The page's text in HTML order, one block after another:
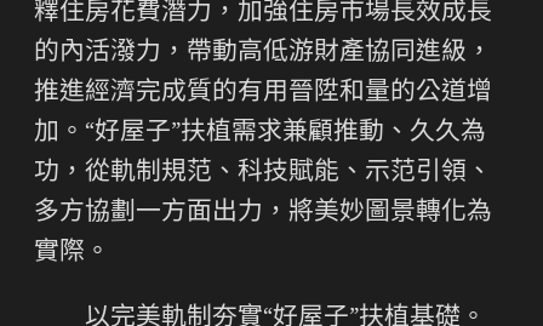
釋住房花費潛力，加強住房市場長效成長
的內活潑力，帶動高低游財產協同進級，
推進經濟完成質的有用晉陞和量的公道增
加。“好屋子”扶植需求兼顧推動、久久為
功，從軌制規范、科技賦能、示范引領、
多方協劃一方面出力，將美妙圖景轉化為
實際。
以完美軌制夯實“好屋子”扶植基礎。